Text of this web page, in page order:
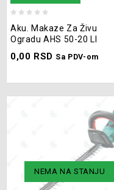
Usisivači
out
of
5
Aku. Makaze Za Živu
Ogradu AHS 50-20 LI
0,00 RSD Sa PDV-om
NEMA NA STANJU